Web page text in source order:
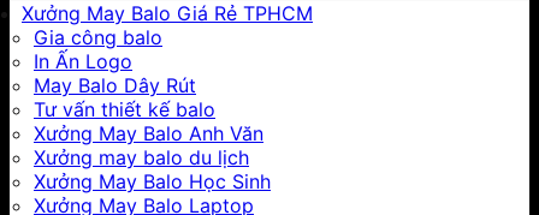
Xưởng May Balo Giá Rẻ TPHCM
Gia công balo
In Ấn Logo
May Balo Dây Rút
Tư vấn thiết kế balo
Xưởng May Balo Anh Văn
Xưởng may balo du lịch
Xưởng May Balo Học Sinh
Xưởng May Balo Laptop